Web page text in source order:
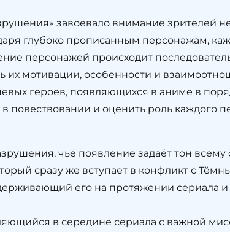
завоевало внимание зрителей
глубоко прописанным персонажам,
персонажей происходит
их мотивации, особенности и
героев, появляющихся в аниме в
повествовании и оценить роль каждого
чьё появление задаёт тон всему
сразу же вступает в конфликт с
его на протяжении
в середине сериала с важной